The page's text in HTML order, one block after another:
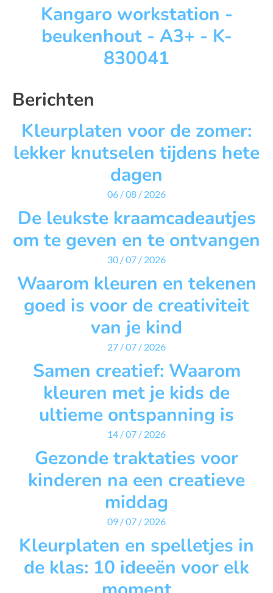
Kangaro workstation -
beukenhout - A3+ - K-
830041
Berichten
Kleurplaten voor de zomer:
lekker knutselen tijdens hete
dagen
06 / 08 / 2026
De leukste kraamcadeautjes
om te geven en te ontvangen
30 / 07 / 2026
Waarom kleuren en tekenen
goed is voor de creativiteit
van je kind
27 / 07 / 2026
Samen creatief: Waarom
kleuren met je kids de
ultieme ontspanning is
14 / 07 / 2026
Gezonde traktaties voor
kinderen na een creatieve
middag
09 / 07 / 2026
Kleurplaten en spelletjes in
de klas: 10 ideeën voor elk